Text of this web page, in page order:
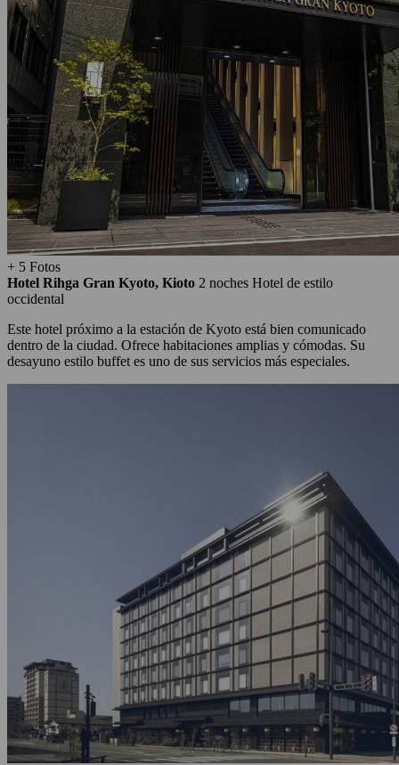
+ 5 Fotos
Hotel Rihga Gran Kyoto, Kioto 2 noches Hotel de estilo
occidental
Este hotel próximo a la estación de Kyoto está bien comunicado
dentro de la ciudad. Ofrece habitaciones amplias y cómodas. Su
desayuno estilo buffet es uno de sus servicios más especiales.